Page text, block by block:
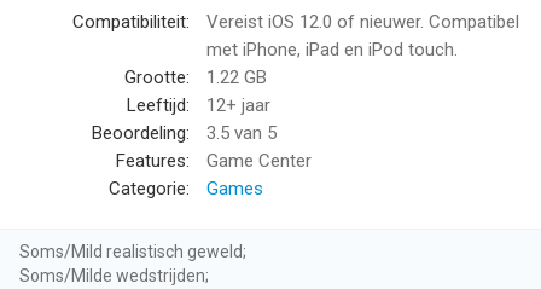
Strength doesn't come from just troops, and that's a good
thing! Create a stylish yet formidable island with a variety of
buildings and decorations at your disposal. Come and show-
off your unique style!
Battle online with players from all over the world in a variety of
game modes such as; Server v Server wars, Dark Forces, War
experiencing the real battles with your alliance. Fight for glory,
liberate the oppressed and dominate your enemies!
Compatibiliteit:
Vereist iOS 12.0 of nieuwer. Compatibel
met iPhone, iPad en iPod touch.
Grootte:
1.22 GB
Leeftijd:
12+ jaar
Beoordeling:
3.5 van 5
Features:
Game Center
Categorie:
Games
Soms/Mild realistisch geweld;
Soms/Milde wedstrijden;